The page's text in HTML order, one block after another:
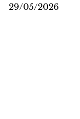
29/05/2026